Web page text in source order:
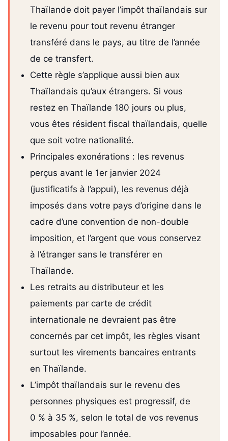
Thaïlande doit payer l’impôt thaïlandais sur
le revenu pour tout revenu étranger
transféré dans le pays, au titre de l’année
de ce transfert.
Cette règle s’applique aussi bien aux
Thaïlandais qu’aux étrangers. Si vous
restez en Thaïlande 180 jours ou plus,
vous êtes résident fiscal thaïlandais, quelle
que soit votre nationalité.
Principales exonérations : les revenus
perçus avant le 1er janvier 2024
(justificatifs à l’appui), les revenus déjà
imposés dans votre pays d’origine dans le
cadre d’une convention de non-double
imposition, et l’argent que vous conservez
à l’étranger sans le transférer en
Thaïlande.
Les retraits au distributeur et les
paiements par carte de crédit
internationale ne devraient pas être
concernés par cet impôt, les règles visant
surtout les virements bancaires entrants
en Thaïlande.
L’impôt thaïlandais sur le revenu des
personnes physiques est progressif, de
0 % à 35 %, selon le total de vos revenus
imposables pour l’année.